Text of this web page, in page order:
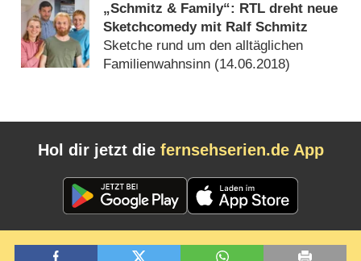
„Schmitz & Family“: RTL dreht neue
Sketchcomedy mit Ralf Schmitz
Sketche rund um den alltäglichen
Familienwahnsinn (14.06.2018)
Hol dir jetzt die fernsehserien.de App